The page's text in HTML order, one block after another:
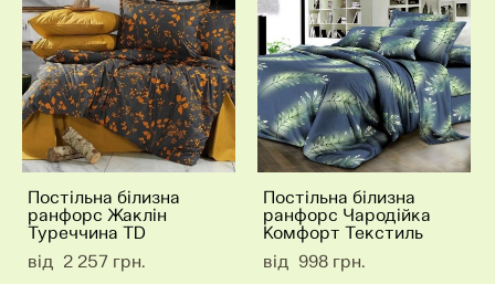
Постільна білизна
ранфорс Жаклін
Туреччина TD
від 2 257 грн.
Постільна білизна
ранфорс Чародійка
Комфорт Текстиль
від 998 грн.